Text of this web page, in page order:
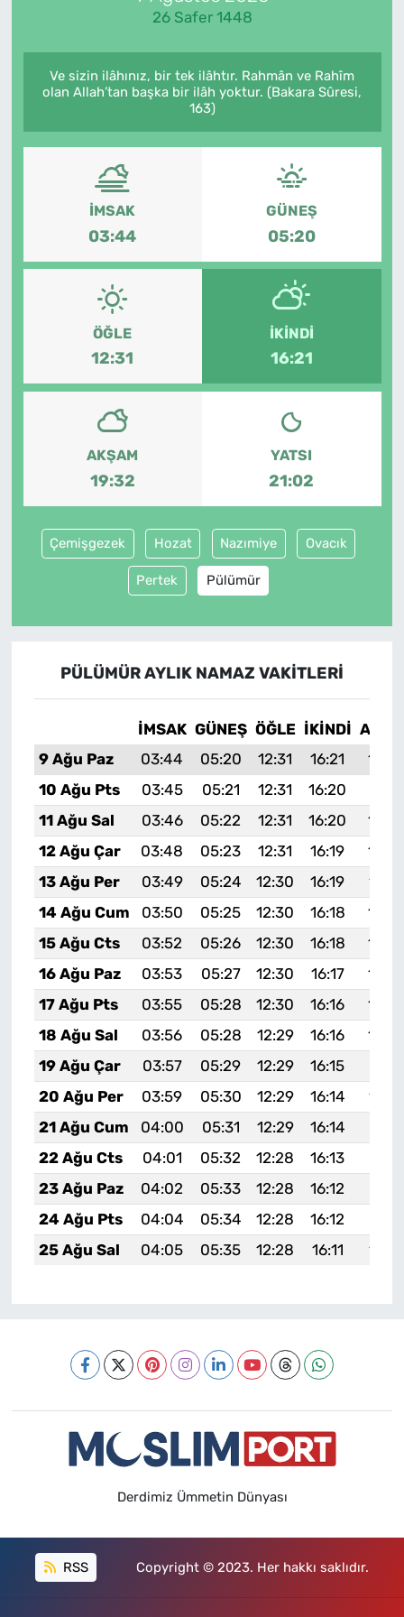
26 Safer 1448
Ve sizin ilâhınız, bir tek ilâhtır. Rahmân ve Rahîm
olan Allah’tan başka bir ilâh yoktur. (Bakara Sûresi,
163)
İMSAK
03:44
GÜNEŞ
05:20
ÖĞLE
12:31
İKINDI
16:21
AKŞAM
19:32
YATSI
21:02
Çemişgezek Hozat Nazımiye Ovacık
Pertek Pülümür
PÜLÜMÜR AYLIK NAMAZ VAKITLERI
İMSAK GÜNEŞ ÖĞLE İKINDI
9 Ağu Paz
03:44 05:20 12:31 16:21
10 Ağu Pts
03:45 05:21 12:31 16:20
11 Ağu Sal
03:46 05:22 12:31 16:20
12 Ağu Çar
03:48 05:23 12:31 16:19
13 Ağu Per
03:49 05:24 12:30 16:19
19:27
14 Ağu Cum
03:50 05:25 12:30 16:18
15 Ağu Cts
03:52 05:26 12:30 16:18
16 Ağu Paz
03:53 05:27 12:30 16:17
17 Ağu Pts
03:55 05:28 12:30 16:16
18 Ağu Sal
03:56 05:28 12:29 16:16
19 Ağu Çar
03:57 05:29 12:29 16:15
20 Ağu Per
03:59 05:30 12:29 16:14
19:18
21 Ağu Cum
04:00 05:31 12:29 16:14
22 Ağu Cts
04:01 05:32 12:28 16:13
23 Ağu Paz
04:02 05:33 12:28 16:12
24 Ağu Pts
04:04 05:34 12:28 16:12
25 Ağu Sal
04:05 05:35 12:28 16:11 19:10
Derdimiz Ümmetin Dünyası
RSS Copyright © 2023. Her hakkı saklıdır.